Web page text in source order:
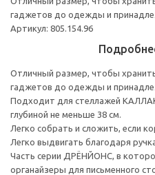
гаджетов до одежды и
Артикул: 805.154.96
Отличный размер, чтобы
гаджетов до одежды и
Подходит для стеллажей
глубиной не меньше 38 см.
Легко собрать и сложить, если
Легко выдвигать благодаря
Часть серии ДРЁНЙОНС, в
органайзеры для письменного